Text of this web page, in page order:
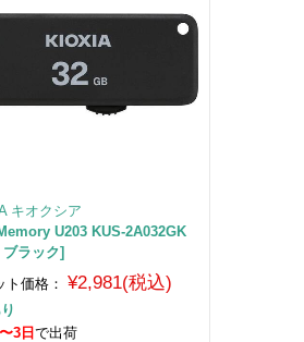
キオクシア
U203 KUS-2A032GK
ブラック]
ト価格：
¥2,981(税込)
3日 で出荷